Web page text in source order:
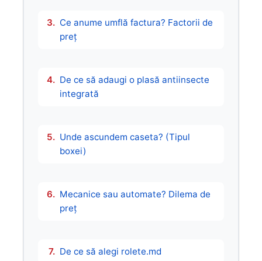
Ce anume umflă factura? Factorii de
preț
De ce să adaugi o plasă antiinsecte
integrată
Unde ascundem caseta? (Tipul
boxei)
Mecanice sau automate? Dilema de
preț
De ce să alegi rolete.md